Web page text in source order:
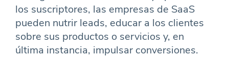
los suscriptores, las empresas de SaaS
pueden nutrir leads, educar a los clientes
sobre sus productos o servicios y, en
última instancia, impulsar conversiones.